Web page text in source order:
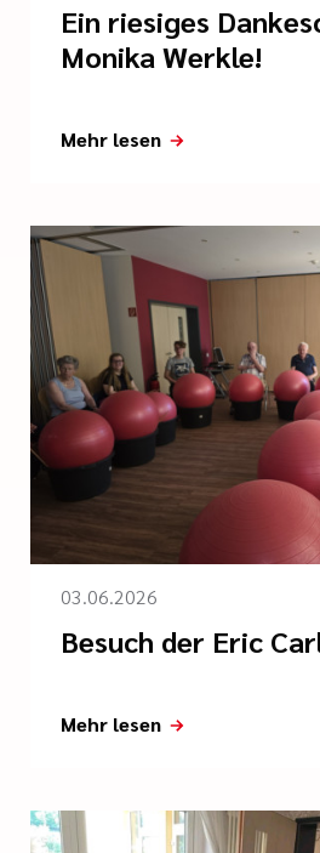
Ein riesiges
Monika Werkle!
Mehr lesen
03.06.2026
Besuch der Eric
Mehr lesen